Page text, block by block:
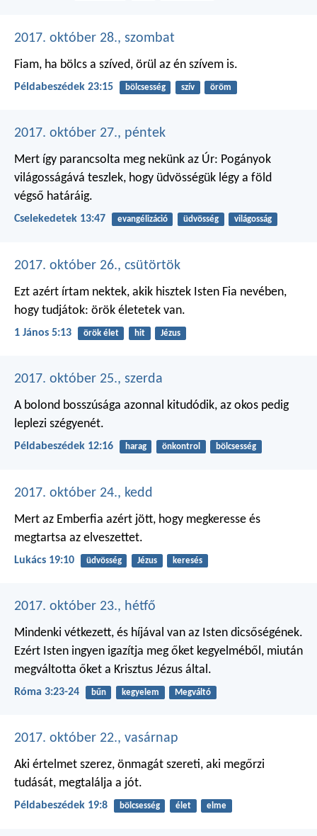
2017. október 28., szombat
Fiam, ha bölcs a szíved, örül az én szívem is.
Példabeszédek 23:15 bölcsesség szív öröm
2017. október 27., péntek
Mert így parancsolta meg nekünk az Úr: Pogányok
világosságává teszlek, hogy üdvösségük légy a föld
végső határáig.
Cselekedetek 13:47 evangélizáció üdvösség világosság
2017. október 26., csütörtök
Ezt azért írtam nektek, akik hisztek Isten Fia nevében,
hogy tudjátok: örök életetek van.
1 János 5:13 örök élet hit Jézus
2017. október 25., szerda
A bolond bosszúsága azonnal kitudódik, az okos pedig
leplezi szégyenét.
Példabeszédek 12:16 harag önkontrol bölcsesség
2017. október 24., kedd
Mert az Emberfia azért jött, hogy megkeresse és
megtartsa az elveszettet.
Lukács 19:10 üdvösség Jézus keresés
2017. október 23., hétfő
Mindenki vétkezett, és híjával van az Isten dicsőségének.
Ezért Isten ingyen igazítja meg őket kegyelméből, miután
megváltotta őket a Krisztus Jézus által.
Róma 3:23-24 bűn kegyelem Megváltó
2017. október 22., vasárnap
Aki értelmet szerez, önmagát szereti, aki megőrzi
tudását, megtalálja a jót.
Példabeszédek 19:8 bölcsesség élet elme